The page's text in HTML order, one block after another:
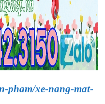
pham/xe-nang-mat-